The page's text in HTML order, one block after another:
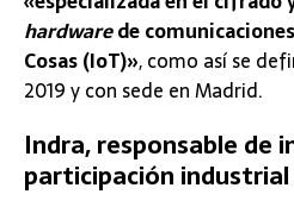
hardwarede
Cosas(IoT)», como así se
2019 y con sede en Madrid.
Indra, responsable de
participación